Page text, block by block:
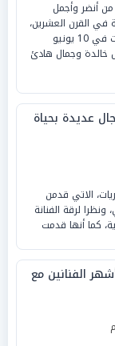
من أنضر وأجمل
في القرن العشرين،
الفنانة الراحلة زهرة العلا، التي وُلدت في 10 يونيو
خالدة وجمال هادئ
عديدة بحياة
الاتي قدمن
لرقة الفنانة
كما أنها قدمت
الفنانين مع